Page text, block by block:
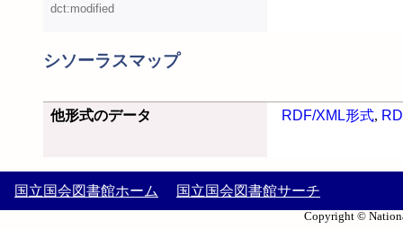
dct:modified
シソーラスマップ
他形式のデータ RDF/XML形式,
国立国会図書館ホーム 国立国会図書館サーチ
Copyright ©